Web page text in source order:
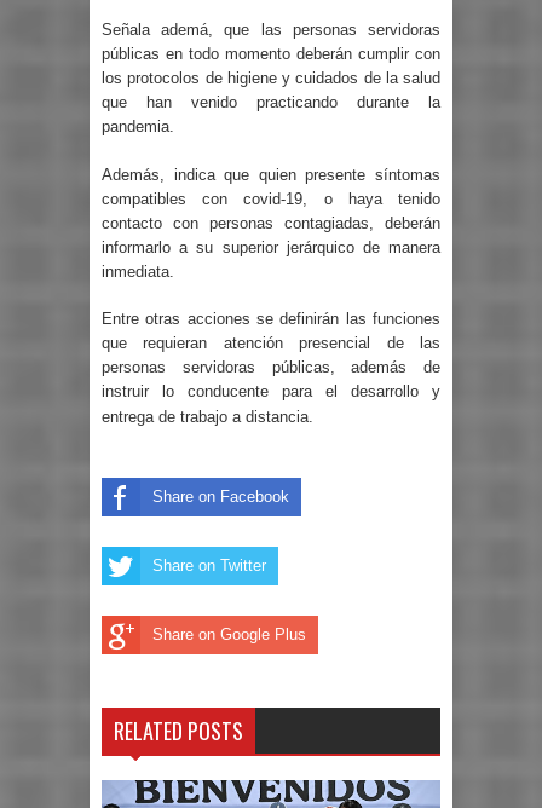
Señala ademá, que las personas servidoras
públicas en todo momento deberán cumplir con
los protocolos de higiene y cuidados de la salud
que han venido practicando durante la
pandemia.
Además, indica que quien presente síntomas
compatibles con covid-19, o haya tenido
contacto con personas contagiadas, deberán
informarlo a su superior jerárquico de manera
inmediata.
Entre otras acciones se definirán las funciones
que requieran atención presencial de las
personas servidoras públicas, además de
instruir lo conducente para el desarrollo y
entrega de trabajo a distancia.
Share on Facebook
Share on Twitter
Share on Google Plus
RELATED POSTS